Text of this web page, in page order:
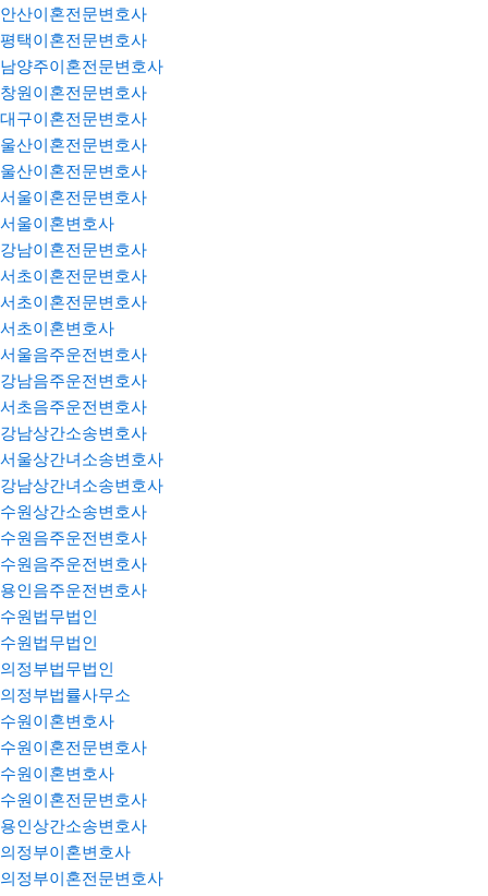
안산이혼전문변호사
평택이혼전문변호사
남양주이혼전문변호사
창원이혼전문변호사
대구이혼전문변호사
울산이혼전문변호사
울산이혼전문변호사
서울이혼전문변호사
서울이혼변호사
강남이혼전문변호사
서초이혼전문변호사
서초이혼전문변호사
서초이혼변호사
서울음주운전변호사
강남음주운전변호사
서초음주운전변호사
강남상간소송변호사
서울상간녀소송변호사
강남상간녀소송변호사
수원상간소송변호사
수원음주운전변호사
수원음주운전변호사
용인음주운전변호사
수원법무법인
수원법무법인
의정부법무법인
의정부법률사무소
수원이혼변호사
수원이혼전문변호사
수원이혼변호사
수원이혼전문변호사
용인상간소송변호사
의정부이혼변호사
의정부이혼전문변호사